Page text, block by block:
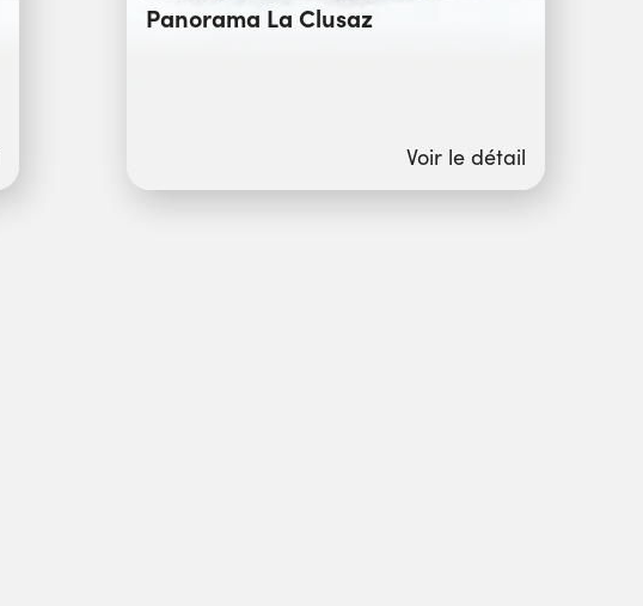
Panorama La Clusaz
Voir le détail